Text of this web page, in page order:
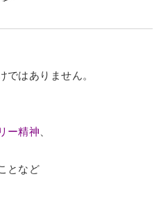
ではありません。
ー精神
となど